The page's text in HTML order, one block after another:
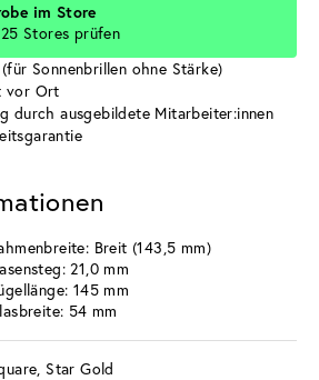
im Store
Stores prüfen
Sonnenbrillen ohne Stärke)
vor Ort
durch ausgebildete Mitarbeiter:innen
Breit (143,5 mm)
21,0 mm
145 mm
54 mm
Star Gold